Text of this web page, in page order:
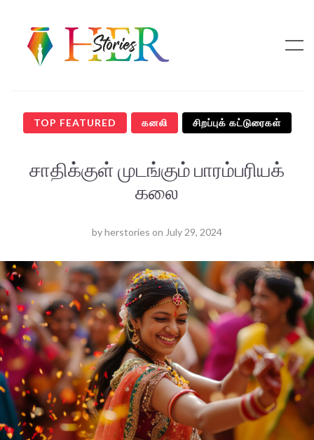
TOP FEATURED கனலி சிறப்புக் கட்டுரைகள்
சாதிக்குள் முடங்கும் பாரம்பரியக்
கலை
byherstories on July 29, 2024